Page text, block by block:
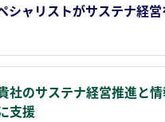
シャリストがサステナ経
社のサステナ経営推進と
支援